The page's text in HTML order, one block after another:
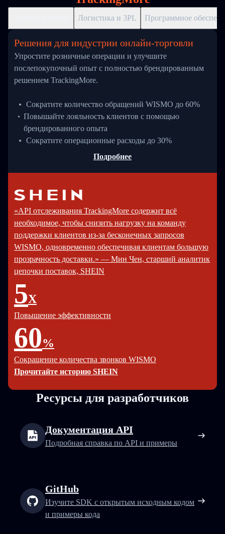
Логистика и 3PL Программное
Решения для индустрии онлайн-торговли
Упростите розничные операции и улучшите
послепокупочный опыт с полностью брендированным
решением TrackingMore.
Сократите количество обращений WISMO до 60%
Повышайте лояльность клиентов с помощью
брендированного опыта
Сократите операционные расходы до 30%
Подробнее
«API отслеживания TrackingMore содержит всё
необходимое, чтобы снизить нагрузку на команду
поддержки клиентов из-за бесконечных запросов
WISMO, одновременно обеспечивая клиентам большую
прозрачность доставки.» — Мин Чен, старший аналитик
цепочки поставок, SHEIN
5X
Повышение эффективности
60%
Сокращение количества звонков WISMO
Прочитайте историю SHEIN
Ресурсы для разработчиков
Документация API
Подробная справка по API и примеры
GitHub
Изучите SDK с открытым исходным кодом
и примеры кода